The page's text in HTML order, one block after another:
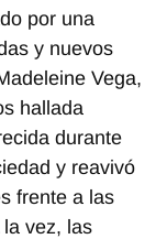
por una
y nuevos
Vega,
hallada
durante
y reavivó
frente a las
vez, las